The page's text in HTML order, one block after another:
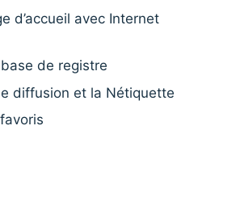
d’accueil avec Internet
de registre
diffusion et la Nétiquette